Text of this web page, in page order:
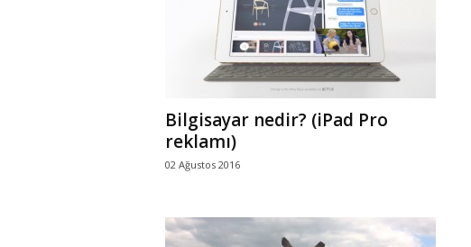
Bilgisayar nedir? (iPad Pro
reklamı)
02 Ağustos 2016